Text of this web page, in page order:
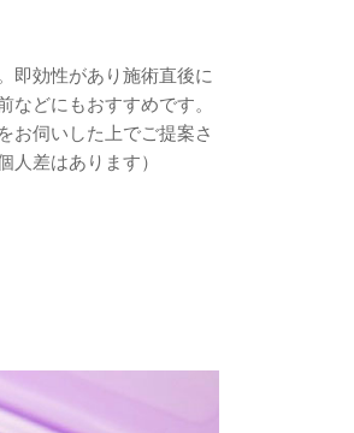
即効性があり施術直後に
などにもおすすめです。
お伺いした上でご提案さ
人差はあります）